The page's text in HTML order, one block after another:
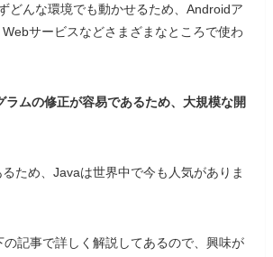
どんな環境でも動かせるため、Androidア
サービスなどさまざまなところで使わ
ラムの修正が容易であるため、大規模な開
ため、Javaは世界中で今も人気がありま
記事で詳しく解説してあるので、興味が